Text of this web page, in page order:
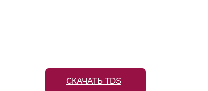
СКАЧАТЬ TDS